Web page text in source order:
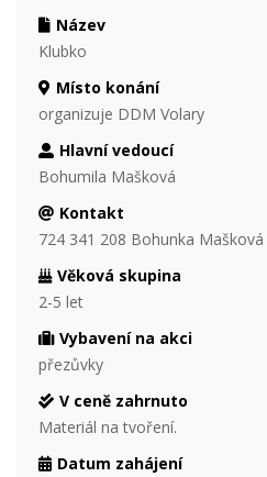
Název
Klubko
Místo konání
organizuje DDM Volary
Hlavní vedoucí
Bohumila Mašková
Kontakt
724 341 208 Bohunka Mašková
Věková skupina
2-5 let
Vybavení na akci
přezůvky
V ceně zahrnuto
Materiál na tvoření.
Datum zahájení